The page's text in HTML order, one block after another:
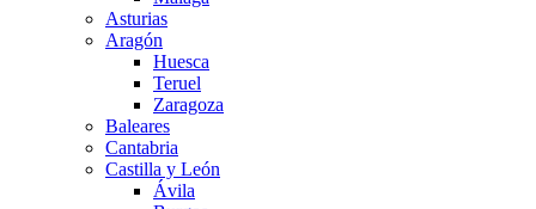
Asturias
Aragón
Huesca
Teruel
Zaragoza
Baleares
Cantabria
Castilla y León
Ávila